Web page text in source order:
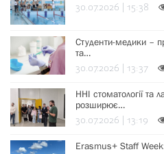
30.07.2026 | 15:38
Студенти-медики –
та…
30.07.2026 | 13:37
ННІ стоматології та
розширює…
30.07.2026 | 13:19
Erasmus+ Staff